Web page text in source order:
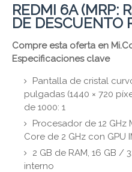
REDMI 6A (MRP:
DE DESCUENTO
Compre esta oferta en
Especificaciones clave
Pantalla de cristal
pulgadas (1440 × 720
de 1000: 1
Procesador de 12 GHz
Core de 2 GHz con GPU
2 GB de RAM, 16 GB /
interno